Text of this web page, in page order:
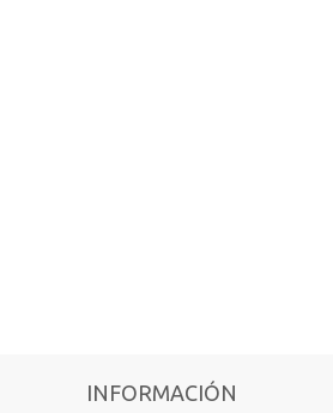
INFORMACIÓN